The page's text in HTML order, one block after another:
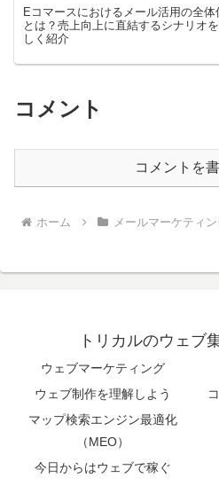
Eコマースにおけるメール活用の全体
とは？売上向上に直結するシナリオ
しく紹介
コメント
コメントを
ホーム メールマーケティ
トリカルのウェブ
ウェブマーケティング
ウェブ制作を理解しよう
マップ検索エンジン最適化
（MEO）
今日からはウェブで稼ぐ